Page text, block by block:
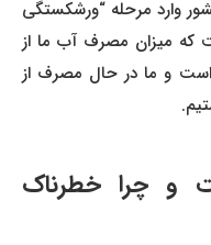
وارد مرحله “ورشکستگی
که میزان مصرف آب ما از
است و ما در حال مصرف از
و چرا خطرناک